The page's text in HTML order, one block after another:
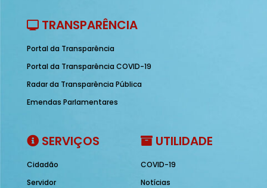
TRANSPARÊNCIA
Portal da Transparência
Portal da Transparência COVID-19
Radar da Transparência Pública
Emendas Parlamentares
SERVIÇOS
Cidadão
Servidor
UTILIDADE
COVID-19
Notícias